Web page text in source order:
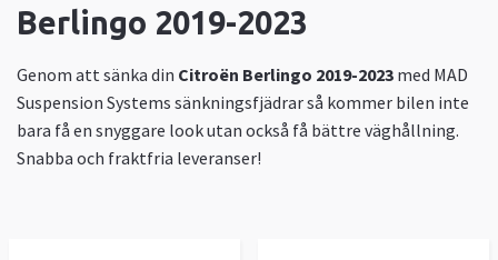
Berlingo 2019-2023
Genom att sänka din Citroën Berlingo 2019-2023 med MAD
Suspension Systems sänkningsfjädrar så kommer bilen inte
bara få en snyggare look utan också få bättre väghållning.
Snabba och fraktfria leveranser!